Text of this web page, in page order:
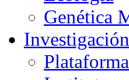
Genética
Investigación